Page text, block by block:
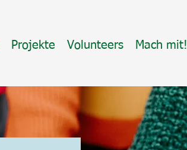
Projekte Volunteers Mach mit!